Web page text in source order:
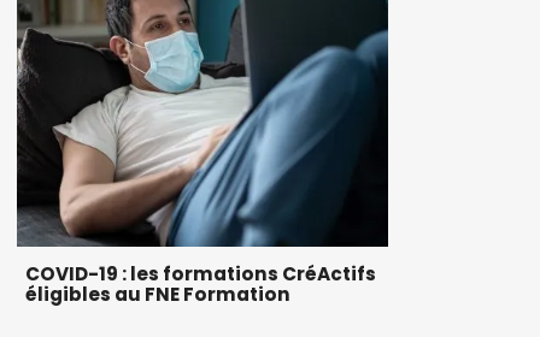
COVID-19 : les formations CréActifs
éligibles au FNE Formation